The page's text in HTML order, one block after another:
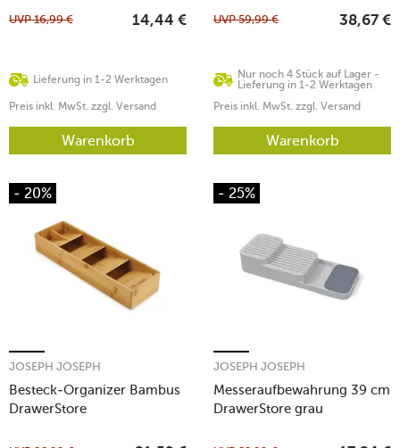
Lieferung in 1-2 Werktagen
UVP16,99 € 14,44 €
Preis inkl. MwSt. zzgl. Versand
Warenkorb
Nur noch 4 Stück auf Lager -
Lieferung in 1-2 Werktagen
UVP59,99 € 38,67 €
Preis inkl. MwSt. zzgl. Versand
Warenkorb
- 20%
Besteck-Organizer Bambus
DrawerStore
JOSEPH JOSEPH
- 25%
Messeraufbewahrung 39 cm
DrawerStore grau
JOSEPH JOSEPH